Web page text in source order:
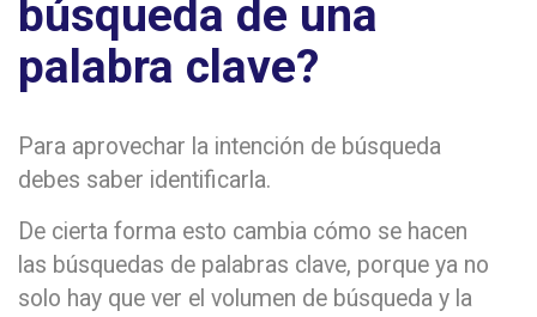
búsqueda de una
palabra clave?
Para aprovechar la intención de búsqueda
debes saber identificarla.
De cierta forma esto cambia cómo se hacen
las búsquedas de palabras clave, porque ya no
solo hay que ver el volumen de búsqueda y la